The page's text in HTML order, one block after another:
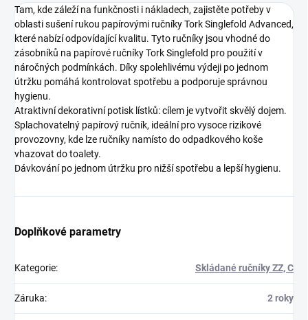
Tam, kde záleží na funkčnosti i nákladech, zajistěte potřeby v
oblasti sušení rukou papírovými ručníky Tork Singlefold Advanced,
které nabízí odpovídající kvalitu. Tyto ručníky jsou vhodné do
zásobníků na papírové ručníky Tork Singlefold pro použití v
náročných podmínkách. Díky spolehlivému výdeji po jednom
útržku pomáhá kontrolovat spotřebu a podporuje správnou
hygienu.
Atraktivní dekorativní potisk lístků: cílem je vytvořit skvělý dojem.
Splachovatelný papírový ručník, ideální pro vysoce rizikové
provozovny, kde lze ručníky namísto do odpadkového koše
vhazovat do toalety.
Dávkování po jednom útržku pro nižší spotřebu a lepší hygienu.
Doplňkové parametry
Kategorie: Skládané ručníky ZZ, C
Záruka: 2 roky